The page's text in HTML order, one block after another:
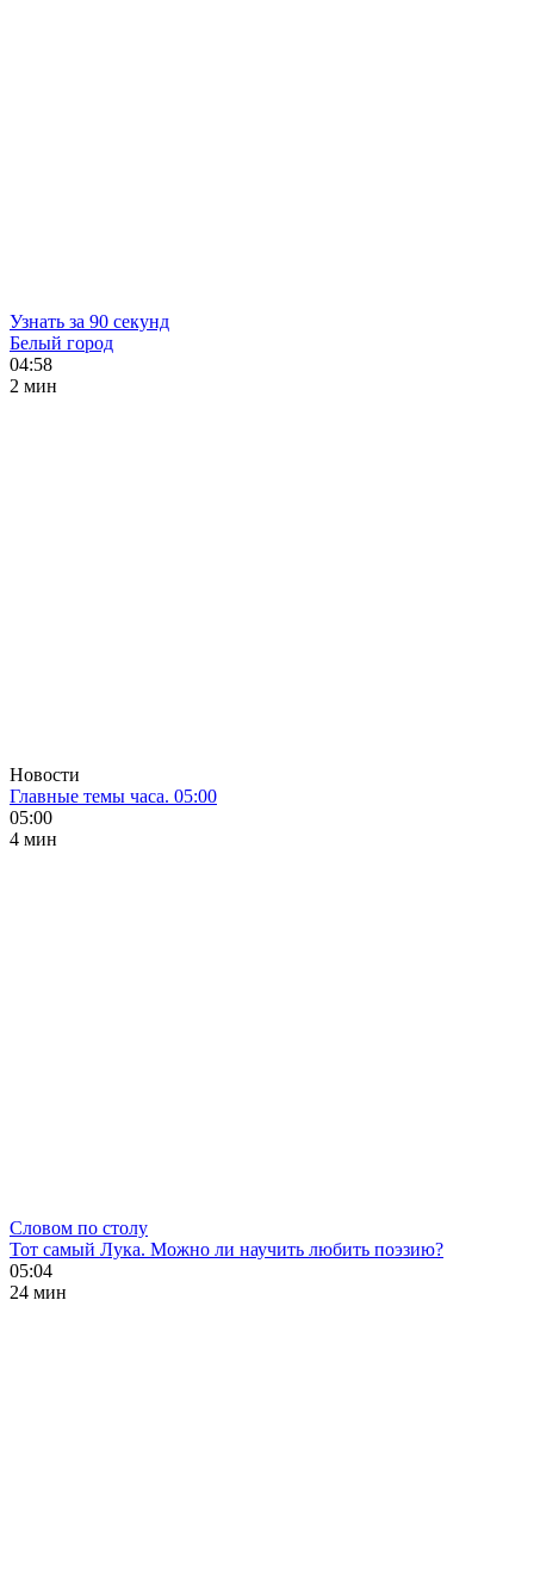
Узнать за 90 секунд
Белый город
04:58
2 мин
Новости
Главные темы часа. 05:00
05:00
4 мин
Словом по столу
Тот самый Лука. Можно ли научить любить поэзию?
05:04
24 мин